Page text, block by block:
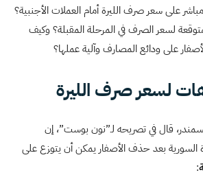
على سعر صرف الليرة أمام العملات الأجنبية؟
لسعر الصرف في المرحلة المقبلة؟ وكيف
على ودائع المصارف وآلية عملها؟
لسعر صرف الليرة
قال في تصريحه لـ”نون بوست”، إن
بعد حذف الأصفار يمكن أن يتوزع على
: